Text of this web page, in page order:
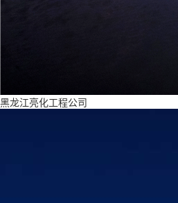
黑龙江亮化工程公司